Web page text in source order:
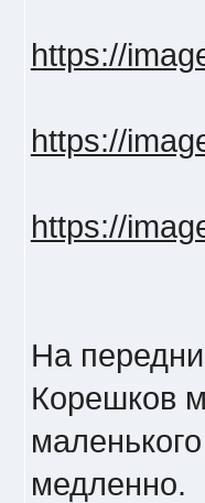
https://
https://
https://
На
Корешков
медленно.